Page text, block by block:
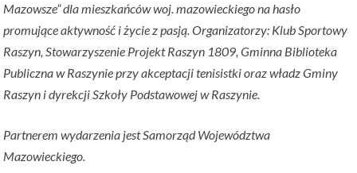
Mazowsze” dla mieszkańców woj. mazowieckiego na hasło
promujące aktywność i życie z pasją. Organizatorzy: Klub Sportowy
Raszyn, Stowarzyszenie Projekt Raszyn 1809, Gminna Biblioteka
Publiczna w Raszynie przy akceptacji tenisistki oraz władz Gminy
Raszyn i dyrekcji Szkoły Podstawowej w Raszynie.
Partnerem wydarzenia jest Samorząd Województwa
Mazowieckiego.